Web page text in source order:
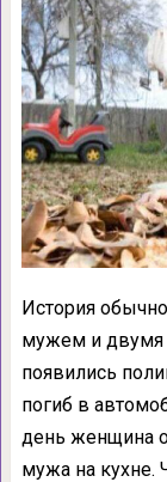
История
мужем и двумя
появились
погиб в
день женщина
мужа на кухне.